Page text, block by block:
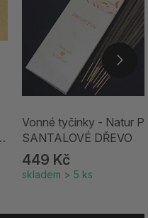
Vonné tyčinky - Natur
SANTALOVÉ DŘEVO
449 Kč
skladem > 5 ks